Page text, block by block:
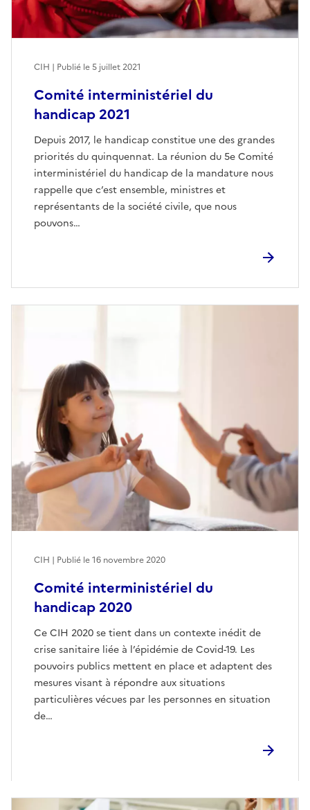
Comité interministériel du
handicap 2021
Depuis 2017, le handicap constitue une des grandes
priorités du quinquennat. La réunion du 5e Comité
interministériel du handicap de la mandature nous
rappelle que c’est ensemble, ministres et
représentants de la société civile, que nous
pouvons…
CIH | Publié le5 juillet 2021
Comité interministériel du
handicap 2020
Ce CIH 2020 se tient dans un contexte inédit de
crise sanitaire liée à l’épidémie de Covid-19. Les
pouvoirs publics mettent en place et adaptent des
mesures visant à répondre aux situations
particulières vécues par les personnes en situation
de…
CIH | Publié le16 novembre 2020